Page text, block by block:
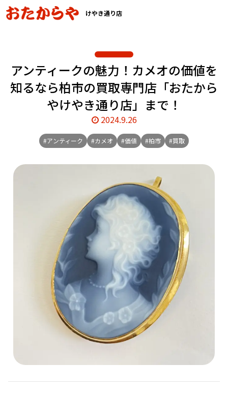
けやき通り店
アンティークの魅力！カメオの価値を
知るなら柏市の買取専門店「おたから
やけやき通り店」まで！
2024.9.26
#アンティーク #カメオ #価値 #柏市 #買取